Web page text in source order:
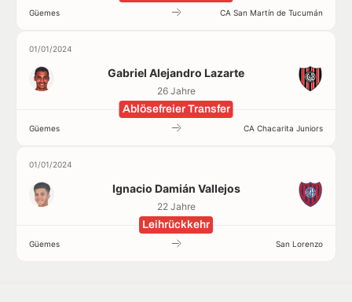
Güemes CA San Martín de Tucumán
01/01/2024
Gabriel Alejandro Lazarte
26 Jahre
Ablösefreier Transfer
Güemes CA Chacarita Juniors
01/01/2024
Ignacio Damián Vallejos
22 Jahre
Leihrückkehr
Güemes San Lorenzo